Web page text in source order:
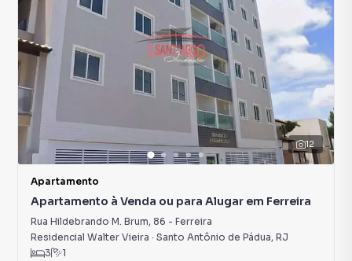
12
Apartamento
Apartamento à Venda ou para Alugar em Ferreira
Rua Hildebrando M. Brum, 86 - Ferreira
Residencial Walter Vieira · Santo Antônio de Pádua, RJ
3
1